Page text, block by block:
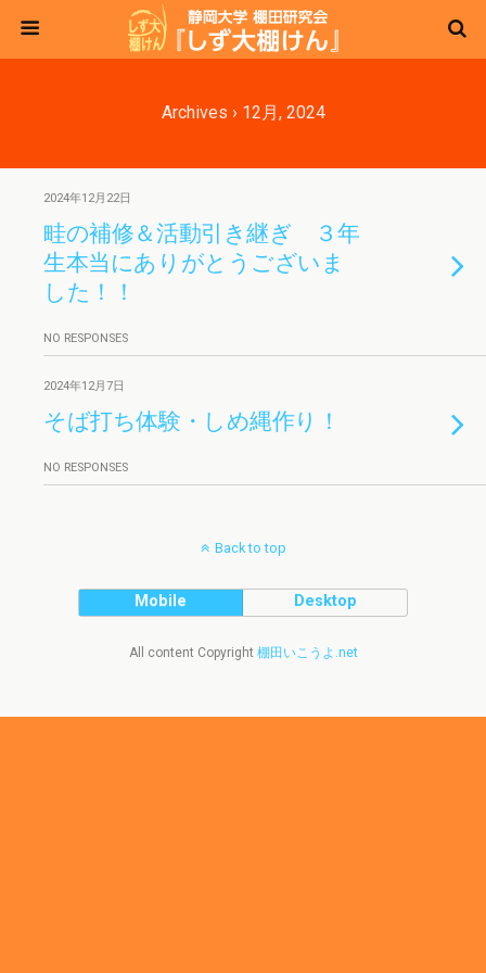
Archives › 12月, 2024
2024年12月22日
畦の補修＆活動引き継ぎ ３年
生本当にありがとうございま
した！！
NO RESPONSES
2024年12月7日
そば打ち体験・しめ縄作り！
NO RESPONSES
Back to top
Mobile Desktop
All content Copyright 棚田いこうよ.net